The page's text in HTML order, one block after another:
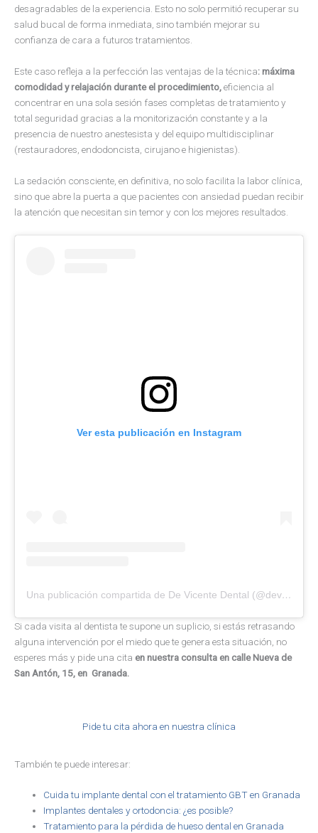
desagradables de la experiencia. Esto no solo permitió recuperar su
salud bucal de forma inmediata, sino también mejorar su
confianza de cara a futuros tratamientos.
Este caso refleja a la perfección las ventajas de la técnica: máxima
comodidad y relajación durante el procedimiento,eficiencia al
concentrar en una sola sesión fases completas de tratamiento y
total seguridad gracias a la monitorización constante y a la
presencia de nuestro anestesista y del equipo multidisciplinar
(restauradores, endodoncista, cirujano e higienistas).
La sedación consciente, en definitiva, no solo facilita la labor clínica,
sino que abre la puerta a que pacientes con ansiedad puedan recibir
la atención que necesitan sin temor y con los mejores resultados.
Ver esta publicación en Instagram
Una publicación compartida de De Vicente Dental (@devicentedental)
Si cada visita al dentista te supone un suplicio, si estás retrasando
alguna intervención por el miedo que te genera esta situación, no
esperes más y pide una cita en nuestra consulta en calle Nueva de
San Antón, 15, en Granada.
Pide tu cita ahora en nuestra clínica
También te puede interesar:
Cuida tu implante dental con el tratamiento GBT en Granada
Implantes dentales y ortodoncia: ¿es posible?
Tratamiento para la pérdida de hueso dental en Granada